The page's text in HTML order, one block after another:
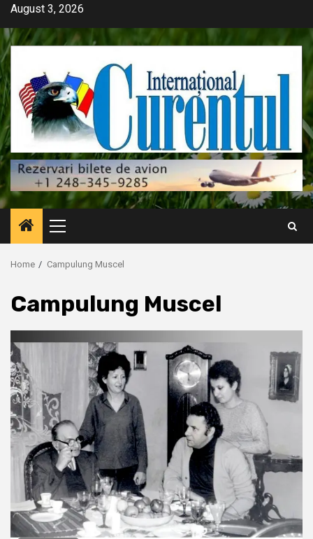
Skip
content
August 3, 2026
Primary
Menu
Home Campulung Muscel
Campulung Muscel